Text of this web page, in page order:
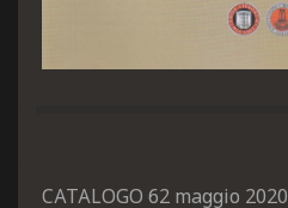
CATALOGO 62 maggio 2020